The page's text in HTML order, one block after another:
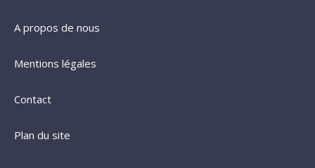
A propos de nous
Mentions légales
Contact
Plan du site